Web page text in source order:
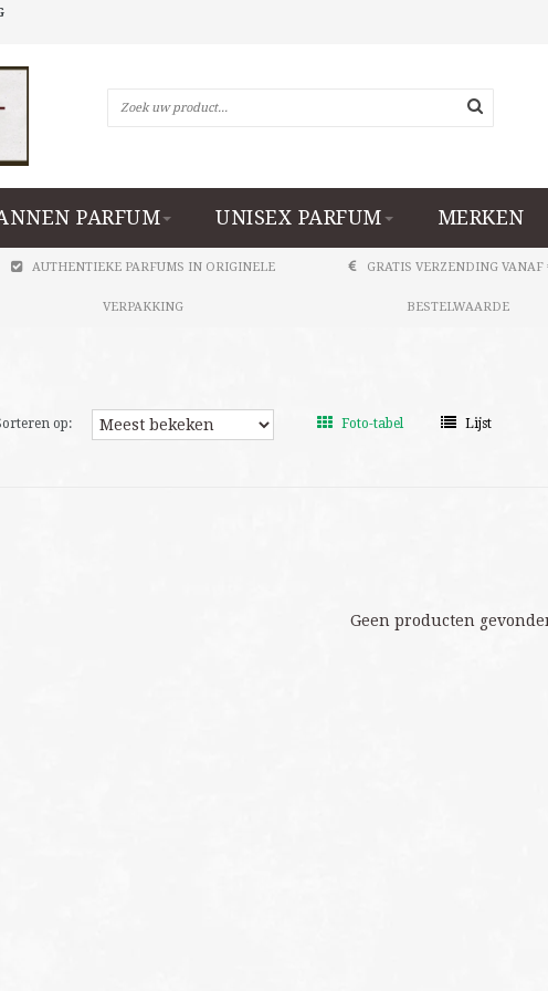
PARFUM UNISEX PARFUM MERKEN
AUTHENTIEKE PARFUMS IN ORIGINELE
VERPAKKING
GRATIS VERZENDING VANAF
BESTELWAARDE
op: Foto-tabel Lijst
Geen producten